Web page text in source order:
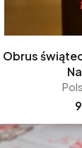
Obrus